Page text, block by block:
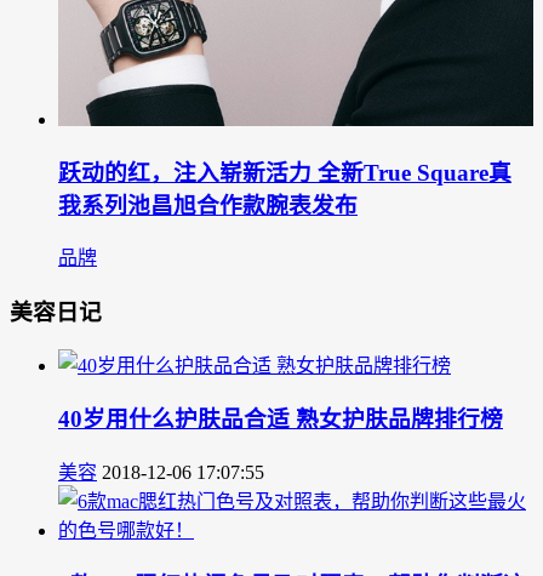
跃动的红，注入崭新活力 全新True Square真
我系列池昌旭合作款腕表发布
品牌
美容日记
40岁用什么护肤品合适 熟女护肤品牌排行榜
美容 2018-12-06 17:07:55